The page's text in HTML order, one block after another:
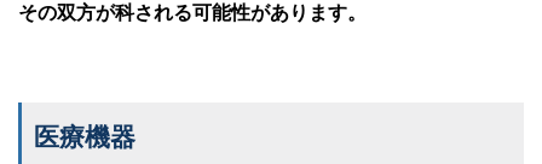
その双方が科される可能性があります。
医療機器